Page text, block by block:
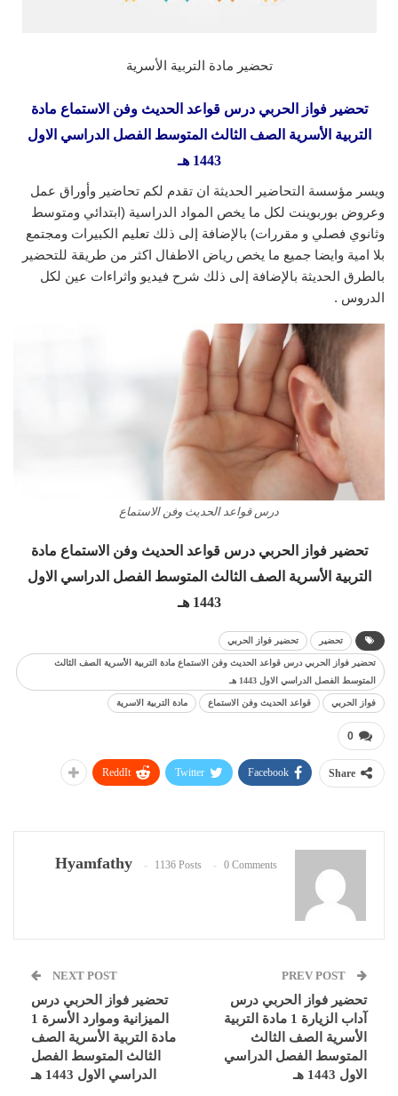
تحضير مادة التربية الأسرية
تحضير فواز الحربي درس قواعد الحديث وفن الاستماع مادة
التربية الأسرية الصف الثالث المتوسط الفصل الدراسي الاول
1443 هـ
ويسر مؤسسة التحاضير الحديثة ان تقدم لكم تحاضير وأوراق عمل
وعروض بوربوينت لكل ما يخص المواد الدراسية (ابتدائي ومتوسط
وثانوي فصلي و مقررات) بالإضافة إلى ذلك تعليم الكبيرات ومجتمع
بلا امية وايضا جميع ما يخص رياض الاطفال اكثر من طريقة للتحضير
بالطرق الحديثة بالإضافة إلى ذلك شرح فيديو واثراءات عين لكل
الدروس .
درس قواعد الحديث وفن الاستماع
تحضير فواز الحربي درس قواعد الحديث وفن الاستماع مادة
التربية الأسرية الصف الثالث المتوسط الفصل الدراسي الاول
1443 هـ
تحضير تحضير فواز الحربي
تحضير فواز الحربي درس قواعد الحديث وفن الاستماع مادة التربية الأسرية الصف الثالث
المتوسط الفصل الدراسي الاول 1443 هـ
فواز الحربي قواعد الحديث وفن الاستماع مادة التربية الاسرية
0
Share
Facebook
Twitter
ReddIt
Hyamfathy 1136 Posts 0 Comments
تحضير فواز الحربي درس
آداب الزيارة 1 مادة التربية
الأسرية الصف الثالث
المتوسط الفصل الدراسي
الاول 1443 هـ
NEXT POST
تحضير فواز الحربي درس
الميزانية وموارد الأسرة 1
مادة التربية الأسرية الصف
الثالث المتوسط الفصل
الدراسي الاول 1443 هـ